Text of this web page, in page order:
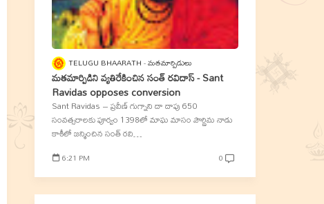
TELUGU BHAARATH మతమార్పిడులు
మతమార్పిడిని వ్యతిరేకించిన సంత్‌ రవిదాస్‌ - Sant
Ravidas opposes conversion
Sant Ravidas – ప్రవీణ్‌ గుగ్నాని దా దాపు 650
సంవత్సరాలకు పూర్వం 1398లో మాఘ మాసం పౌర్ణిమ నాడు
కాశీలో జన్మించిన సంత్‌ రవి…
6:21 PM 0